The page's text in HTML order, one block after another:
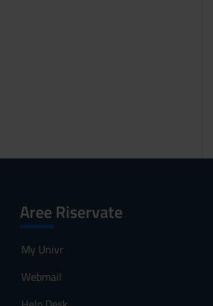
Aree Riservate
My Univr
Webmail